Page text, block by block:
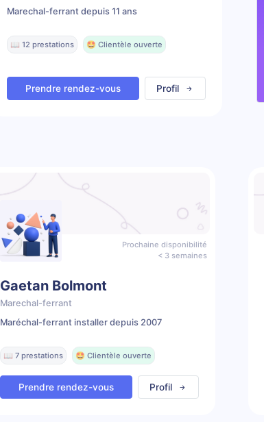
Marechal-ferrant depuis 11 ans
📖 12 prestations 🤩 Clientèle ouverte
Prendre rendez-vous Profil
Prochaine disponibilité
< 3 semaines
Gaetan Bolmont
Marechal-ferrant
Maréchal-ferrant installer depuis 2007
📖 7 prestations 🤩 Clientèle ouverte
Prendre rendez-vous Profil